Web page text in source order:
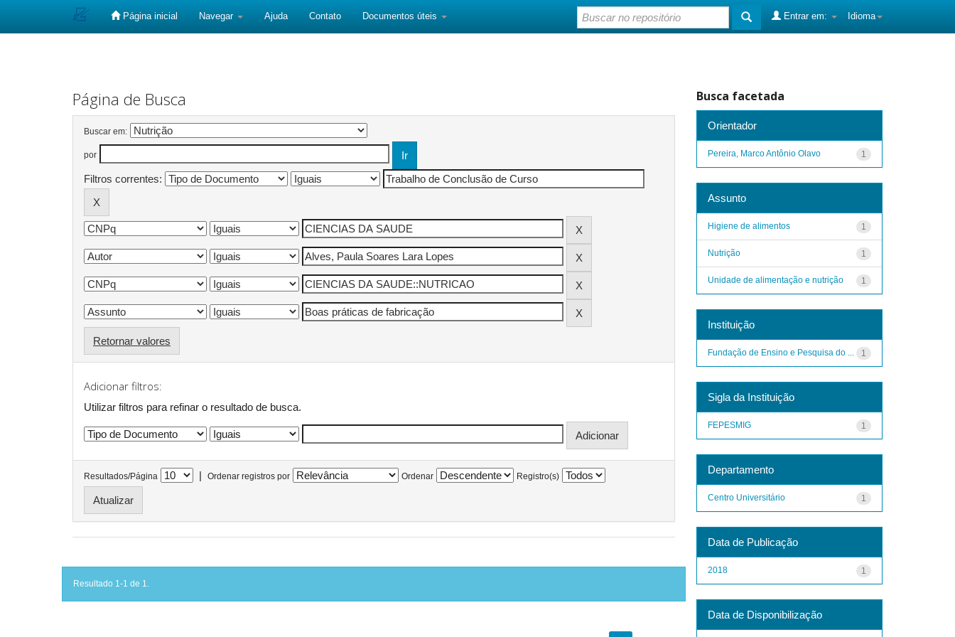
Página inicial Navegar Ajuda Contato Documentos úteis Idioma
Entrar em:
Página de Busca
Buscar em:
por
Filtros correntes:
Retornar valores
Adicionar filtros:
Utilizar filtros para refinar o resultado de busca.
Resultados/Página | Ordenar registros por Ordenar Registro(s)
Resultado 1-1 de 1.
Busca facetada
Orientador
1
Pereira, Marco Antônio Olavo
Assunto
1
Higiene de alimentos
1
Nutrição
1
Unidade de alimentação e nutrição
Instituição
1
Fundação de Ensino e Pesquisa do ...
Sigla da Instituição
1
FEPESMIG
Departamento
1
Centro Universitário
Data de Publicação
1
2018
Data de Disponibilização